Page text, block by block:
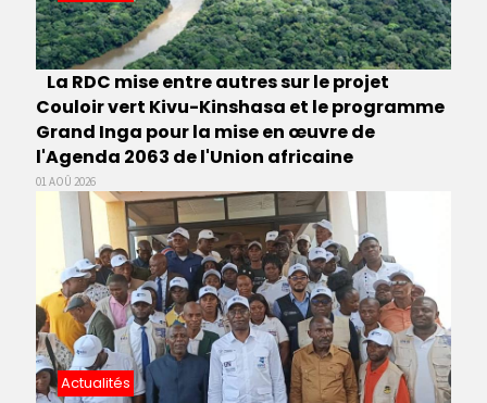
La RDC mise entre autres sur le projet
Couloir vert Kivu-Kinshasa et le programme
Grand Inga pour la mise en œuvre de
l'Agenda 2063 de l'Union africaine
01 AOÛ 2026
Actualités